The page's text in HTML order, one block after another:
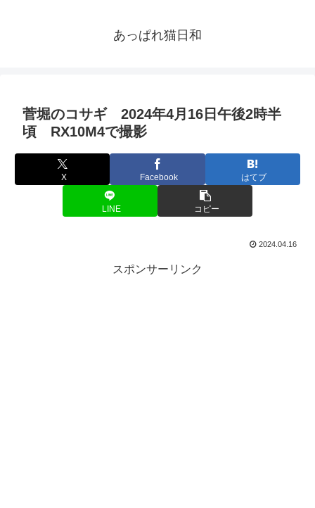
あっぱれ猫日和
菅堀のコサギ 2024年4月16日午後2時半
頃 RX10M4で撮影
X Facebook はてブ
LINE コピー
2024.04.16
スポンサーリンク